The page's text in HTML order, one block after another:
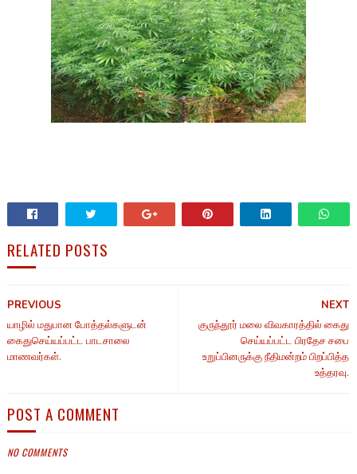
RELATED POSTS
NEXT
குருந்தூர் மலை விவகாரத்தில் கைது
செய்யப்பட்ட பிரதேச சபை
உறுப்பினருக்கு நீதிமன்றம் பிறப்பித்த
உத்தரவு.
PREVIOUS
யாழில் மதுபான போத்தல்களுடன்
கைதுசெய்யப்பட்ட பாடசாலை
மாணவர்கள்.
POST A COMMENT
NO COMMENTS